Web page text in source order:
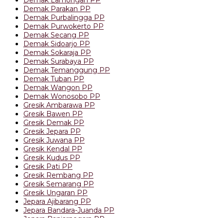
Demak Parakan PP
Demak Purbalingga PP
Demak Purwokerto PP
Demak Secang PP
Demak Sidoarjo PP
Demak Sokaraja PP
Demak Surabaya PP
Demak Temanggung PP
Demak Tuban PP
Demak Wangon PP
Demak Wonosobo PP
Gresik Ambarawa PP
Gresik Bawen PP
Gresik Demak PP
Gresik Jepara PP
Gresik Juwana PP
Gresik Kendal PP
Gresik Kudus PP
Gresik Pati PP
Gresik Rembang PP
Gresik Semarang PP
Gresik Ungaran PP
Jepara Ajibarang PP
Jepara Bandara-Juanda PP